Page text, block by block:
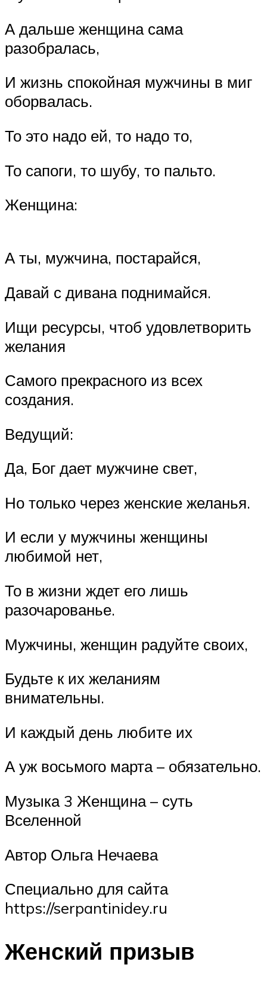
А дальше женщина сама
разобралась,
И жизнь спокойная мужчины в миг
оборвалась.
То это надо ей, то надо то,
То сапоги, то шубу, то пальто.
Женщина:
А ты, мужчина, постарайся,
Давай с дивана поднимайся.
Ищи ресурсы, чтоб удовлетворить
желания
Самого прекрасного из всех
создания.
Ведущий:
Да, Бог дает мужчине свет,
Но только через женские желанья.
И если у мужчины женщины
любимой нет,
То в жизни ждет его лишь
разочарованье.
Мужчины, женщин радуйте своих,
Будьте к их желаниям
внимательны.
И каждый день любите их
А уж восьмого марта – обязательно.
Музыка 3 Женщина – суть
Вселенной
Автор Ольга Нечаева
Специально для сайта
https://serpantinidey.ru
Женский призыв